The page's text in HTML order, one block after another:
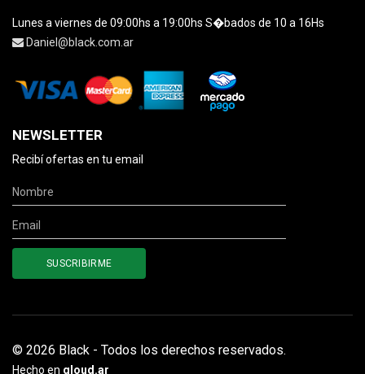
Lunes a viernes de 09:00hs a 19:00hs S�bados de 10 a 16Hs
Daniel@black.com.ar
NEWSLETTER
Recibí ofertas en tu email
© 2026 Black - Todos los derechos reservados.
Hecho en qloud.ar